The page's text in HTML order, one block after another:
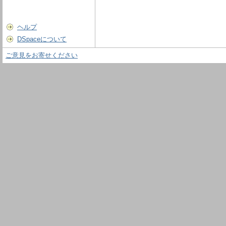
ヘルプ
DSpaceについて
ご意見をお寄せください